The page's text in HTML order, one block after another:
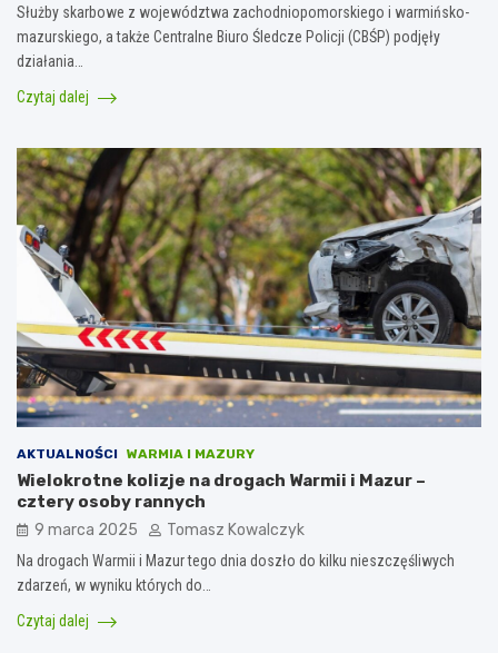
Służby skarbowe z województwa zachodniopomorskiego i warmińsko-
mazurskiego, a także Centralne Biuro Śledcze Policji (CBŚP) podjęły
działania…
Czytaj dalej
AKTUALNOŚCI WARMIA I MAZURY
Wielokrotne kolizje na drogach Warmii i Mazur –
cztery osoby rannych
9 marca 2025 Tomasz Kowalczyk
Na drogach Warmii i Mazur tego dnia doszło do kilku nieszczęśliwych
zdarzeń, w wyniku których do…
Czytaj dalej